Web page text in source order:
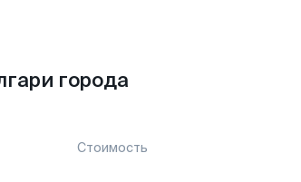
города
Стоимость